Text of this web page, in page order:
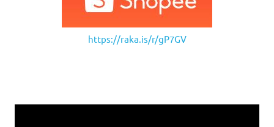
https://raka.is/r/gP7GV